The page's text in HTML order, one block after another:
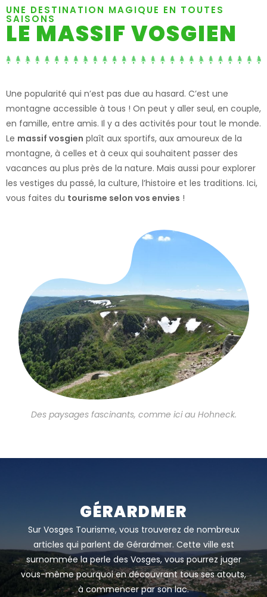
UNE DESTINATION MAGIQUE EN TOUTES
SAISONS
LE MASSIF VOSGIEN
Une popularité qui n’est pas due au hasard. C’est une
montagne accessible à tous ! On peut y aller seul, en couple,
en famille, entre amis. Il y a des activités pour tout le monde.
Le massif vosgien plaît aux sportifs, aux amoureux de la
montagne, à celles et à ceux qui souhaitent passer des
vacances au plus près de la nature. Mais aussi pour explorer
les vestiges du passé, la culture, l’histoire et les traditions. Ici,
vous faites du tourisme selon vos envies !
Des paysages fascinants, comme ici au Hohneck.
GÉRARDMER
Sur Vosges Tourisme, vous trouverez de nombreux
articles qui parlent de Gérardmer. Cette ville est
surnommée la perle des Vosges, vous pourrez juger
vous-même pourquoi en découvrant tous ses atouts,
à commencer par son lac.